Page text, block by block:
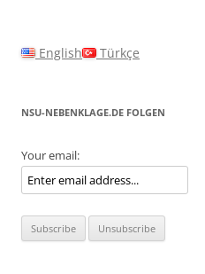
English Türkçe
NSU-NEBENKLAGE.DE FOLGEN
Your email: